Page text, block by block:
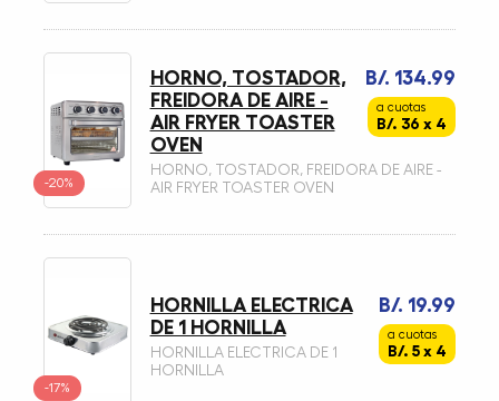
-20%
B/. 134.99
a cuotas
B/. 36 x 4
HORNO, TOSTADOR,
FREIDORA DE AIRE -
AIR FRYER TOASTER
OVEN
HORNO, TOSTADOR, FREIDORA DE AIRE -
AIR FRYER TOASTER OVEN
-17%
B/. 19.99
a cuotas
B/. 5 x 4
HORNILLA ELECTRICA
DE 1 HORNILLA
HORNILLA ELECTRICA DE 1
HORNILLA